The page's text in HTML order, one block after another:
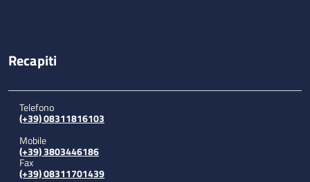
Recapiti
Telefono
(+39) 08311816103
Mobile
(+39) 3803446186
Fax
(+39) 08311701439